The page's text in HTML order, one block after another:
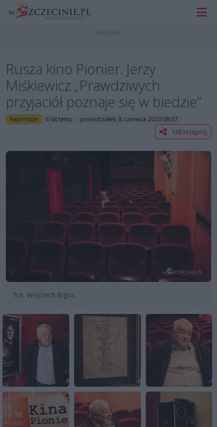
Rusza kino Pionier. Jerzy
Miśkiewicz „Prawdziwych
przyjaciół poznaje się w biedzie”
Reportaże 6 lat temu poniedziałek, 8 czerwca 2020 08:07
Udostępnij
fot. Wojciech Bigus